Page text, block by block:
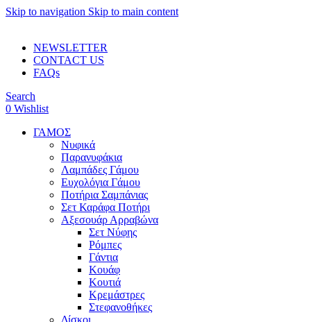
Skip to navigation Skip to main content
NEWSLETTER
CONTACT US
FAQs
Search
0 Wishlist
ΓΑΜΟΣ
Νυφικά
Παρανυφάκια
Λαμπάδες Γάμου
Ευχολόγια Γάμου
Ποτήρια Σαμπάνιας
Σετ Καράφα Ποτήρι
Αξεσουάρ Αρραβώνα
Σετ Νύφης
Ρόμπες
Γάντια
Κουάφ
Κουτιά
Κρεμάστρες
Στεφανοθήκες
Δίσκοι